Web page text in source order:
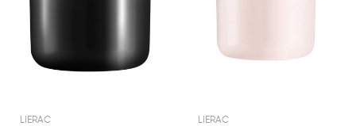
LIERAC LIERAC